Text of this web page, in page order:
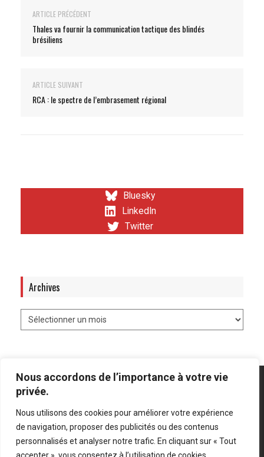
Nous accordons de l’importance à votre vie
privée.
Nous utilisons des cookies pour améliorer votre expérience
de navigation, proposer des publicités ou des contenus
personnalisés et analyser notre trafic. En cliquant sur « Tout
ARTICLE PRÉCÉDENT
Thales va fournir la communication tactique des blindés
brésiliens
ARTICLE SUIVANT
RCA : le spectre de l’embrasement régional
Bluesky
LinkedIn
Twitter
Archives
Mentions légales Politique de confidentialité
Bluesky
LinkedIn
Twitter